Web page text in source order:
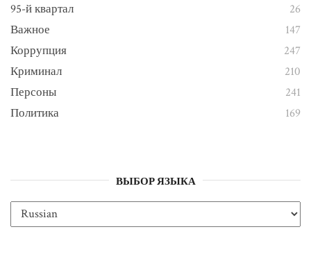
95-й квартал
26
Важное
147
Коррупция
247
Криминал
210
Персоны
241
Политика
169
ВЫБОР ЯЗЫКА